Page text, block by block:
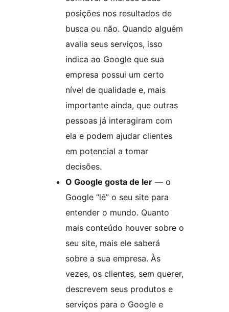
posições nos resultados de
busca ou não. Quando alguém
avalia seus serviços, isso
indica ao Google que sua
empresa possui um certo
nível de qualidade e, mais
importante ainda, que outras
pessoas já interagiram com
ela e podem ajudar clientes
em potencial a tomar
decisões.
O Google gosta de ler — o
Google “lê” o seu site para
entender o mundo. Quanto
mais conteúdo houver sobre o
seu site, mais ele saberá
sobre a sua empresa. Às
vezes, os clientes, sem querer,
descrevem seus produtos e
serviços para o Google e